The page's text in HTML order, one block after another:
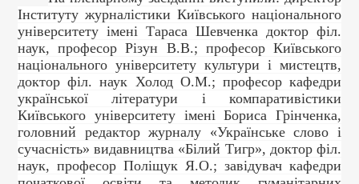
Інституту журналістики Київського національного
університету імені Тараса Шевченка доктор філ.
наук, професор Різун В.В.; професор Київського
національного університету культури і мистецтв,
доктор філ. наук Холод О.М.; професор кафедри
української літератури і компаративістики
Київського університету імені Бориса Грінченка,
головний редактор журналу «Українське слово і
сучасність» видавництва «Білий Тигр», доктор філ.
наук, професор Поліщук Я.О.; завідувач кафедри